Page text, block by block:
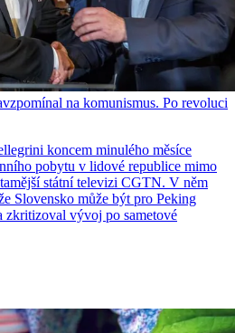
na komunismus. Po revoluci
koncem minulého měsíce
pobytu v lidové republice mimo
státní televizi CGTN. V něm
Slovensko může být pro Peking
zkritizoval vývoj po sametové